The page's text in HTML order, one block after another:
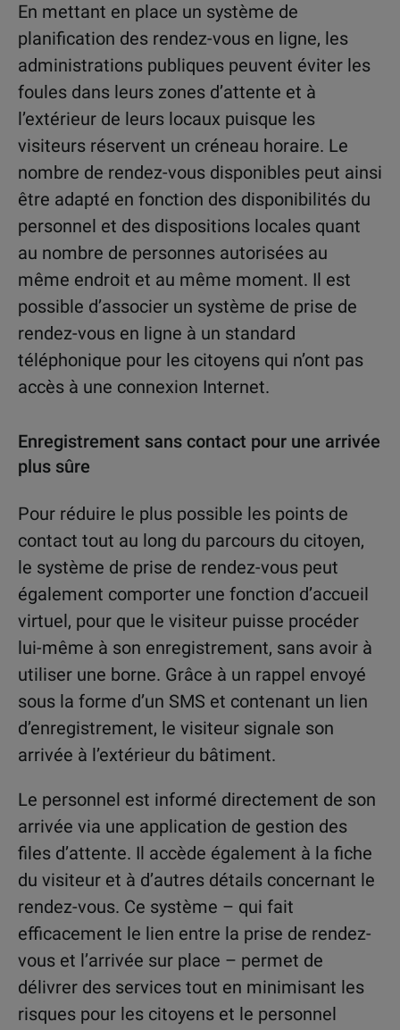
En mettant en place un système de
planification des rendez-vous en ligne, les
administrations publiques peuvent éviter les
foules dans leurs zones d’attente et à
l’extérieur de leurs locaux puisque les
visiteurs réservent un créneau horaire. Le
nombre de rendez-vous disponibles peut ainsi
être adapté en fonction des disponibilités du
personnel et des dispositions locales quant
au nombre de personnes autorisées au
même endroit et au même moment. Il est
possible d’associer un système de prise de
rendez-vous en ligne à un standard
téléphonique pour les citoyens qui n’ont pas
accès à une connexion Internet.
Enregistrement sans contact pour une arrivée
plus sûre
Pour réduire le plus possible les points de
contact tout au long du parcours du citoyen,
le système de prise de rendez-vous peut
également comporter une fonction d’accueil
virtuel, pour que le visiteur puisse procéder
lui-même à son enregistrement, sans avoir à
utiliser une borne. Grâce à un rappel envoyé
sous la forme d’un SMS et contenant un lien
d’enregistrement, le visiteur signale son
arrivée à l’extérieur du bâtiment.
Le personnel est informé directement de son
arrivée via une application de gestion des
files d’attente. Il accède également à la fiche
du visiteur et à d’autres détails concernant le
rendez-vous. Ce système – qui fait
efficacement le lien entre la prise de rendez-
vous et l’arrivée sur place – permet de
délivrer des services tout en minimisant les
risques pour les citoyens et le personnel